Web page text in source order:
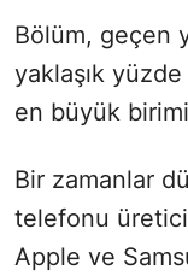
Bölüm, geçen
yaklaşık
en büyük
Bir zamanlar
telefonu
Apple ve